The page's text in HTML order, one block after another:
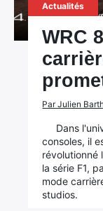
Actualités
WRC
Par Julien
Dans
consoles, il
révolutionné
la série F1,
mode
studios.